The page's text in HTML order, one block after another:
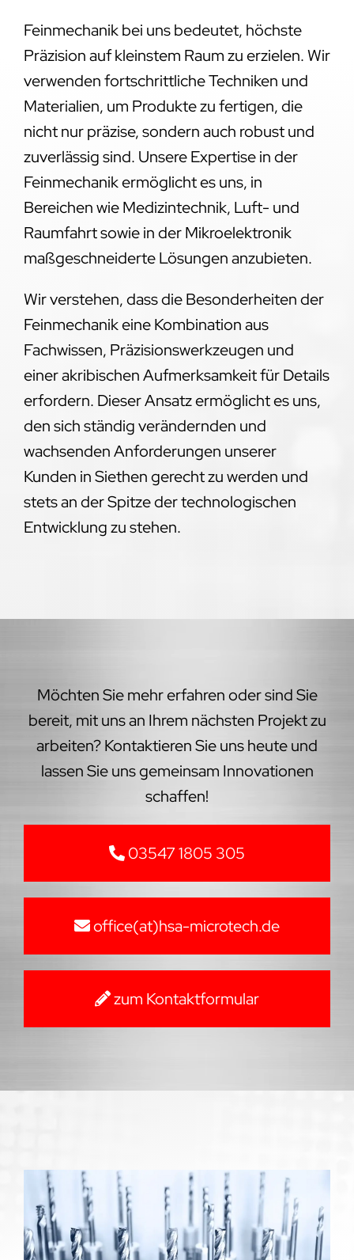
Feinmechanik bei uns bedeutet, höchste
Präzision auf kleinstem Raum zu erzielen. Wir
verwenden fortschrittliche Techniken und
Materialien, um Produkte zu fertigen, die
nicht nur präzise, sondern auch robust und
zuverlässig sind. Unsere Expertise in der
Feinmechanik ermöglicht es uns, in
Bereichen wie Medizintechnik, Luft- und
Raumfahrt sowie in der Mikroelektronik
maßgeschneiderte Lösungen anzubieten.
Wir verstehen, dass die Besonderheiten der
Feinmechanik eine Kombination aus
Fachwissen, Präzisionswerkzeugen und
einer akribischen Aufmerksamkeit für Details
erfordern. Dieser Ansatz ermöglicht es uns,
den sich ständig verändernden und
wachsenden Anforderungen unserer
Kunden in Siethen gerecht zu werden und
stets an der Spitze der technologischen
Entwicklung zu stehen.
Möchten Sie mehr erfahren oder sind Sie
bereit, mit uns an Ihrem nächsten Projekt zu
arbeiten? Kontaktieren Sie uns heute und
lassen Sie uns gemeinsam Innovationen
schaffen!
03547 1805 305
office(at)hsa-microtech.de
zum Kontaktformular